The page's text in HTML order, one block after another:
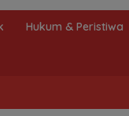
Hukum & Peristiwa